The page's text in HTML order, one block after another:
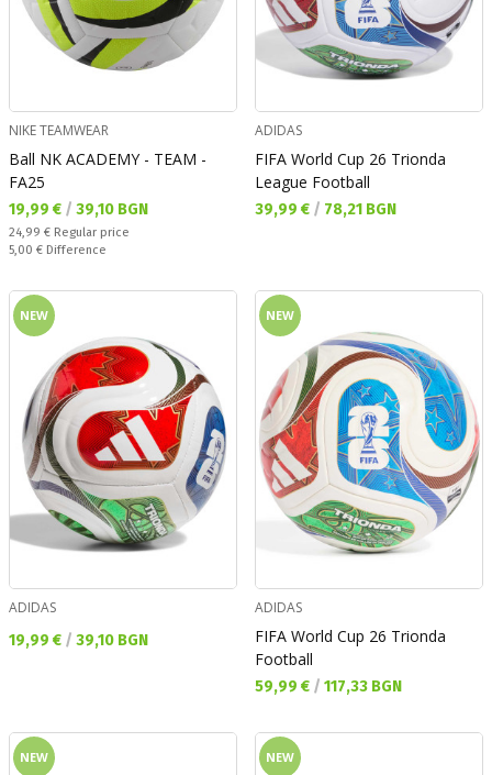
NIKE TEAMWEAR
Ball NK ACADEMY - TEAM -
FA25
Текуща цена:
19,99 € / 39,10 BGN
Regular price:
24,99 € Regular price
Спестявате:
5,00 € Difference
ADIDAS
FIFA World Cup 26 Trionda
League Football
Текуща цена:
39,99 € / 78,21 BGN
NEW
ADIDAS
Текуща цена:
19,99 € / 39,10 BGN
NEW
ADIDAS
FIFA World Cup 26 Trionda
Football
Текуща цена:
59,99 € / 117,33 BGN
NEW NEW